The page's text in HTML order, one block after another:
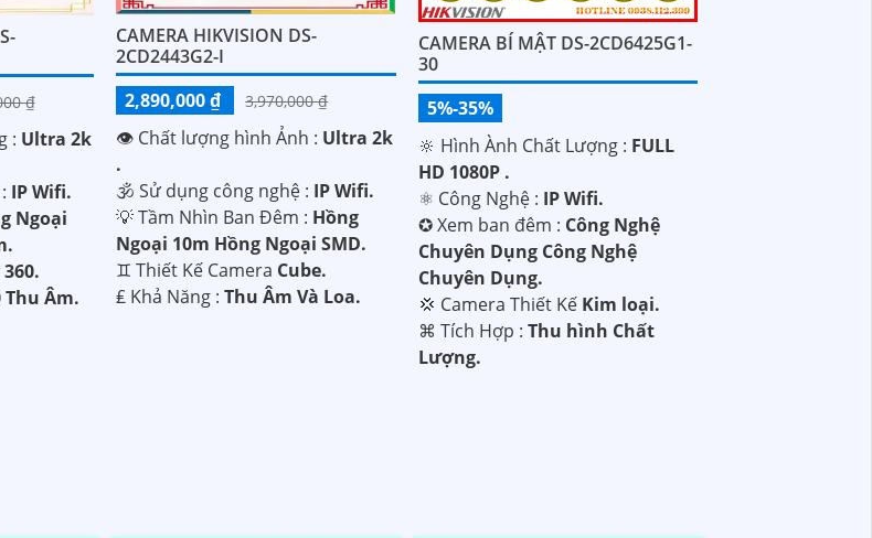
₫
: Ultra 2k
IP Wifi.
Ngoại
Thu Âm.
CAMERA HIKVISION DS-
2CD2443G2-I
2,890,000 ₫
3,970,000 ₫
👁 Chất lượng hình Ảnh : Ultra 2k
.
🕉️ Sử dụng công nghệ : IP Wifi.
💡 Tầm Nhìn Ban Đêm : Hồng
Ngoại 10m Hồng Ngoại SMD.
♊ Thiết Kế Camera Cube.
️₤ Khả Năng :Thu Âm Và Loa.
CAMERA BÍ MẬT DS-2CD6425G1-
30
5%-35%
🔆 Hình Ành Chất Lượng : FULL
HD 1080P .
⚛️ Công Nghệ : IP Wifi.
✪ Xem ban đêm : Công Nghệ
Chuyên Dụng Công Nghệ
Chuyên Dụng.
💢 Camera Thiết Kế Kim loại.
️⌘ Tích Hợp : Thu hình Chất
Lượng.